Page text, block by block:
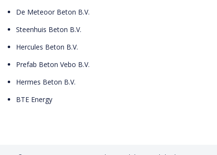
De Meteoor Beton B.V.
Steenhuis Beton B.V.
Hercules Beton B.V.
Prefab Beton Vebo B.V.
Hermes Beton B.V.
BTE Energy